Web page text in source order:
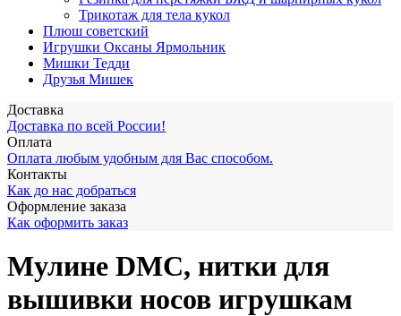
Трикотаж для тела кукол
Плюш советский
Игрушки Оксаны Ярмольник
Мишки Тедди
Друзья Мишек
Доставка
Доставка по всей России!
Оплата
Оплата любым удобным для Вас способом.
Контакты
Как до нас добраться
Оформление заказа
Как оформить заказ
Мулине DMC, нитки для
вышивки носов игрушкам